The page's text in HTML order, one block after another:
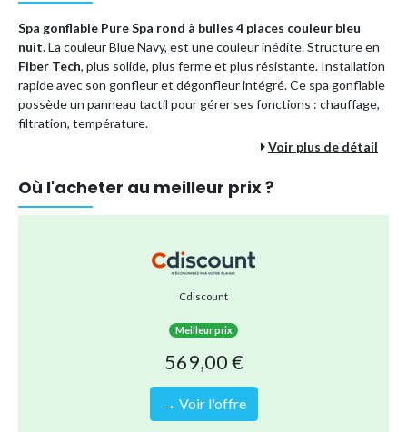
Spa gonflable Pure Spa rond à bulles 4 places couleur bleu
nuit. La couleur Blue Navy, est une couleur inédite. Structure en
Fiber Tech, plus solide, plus ferme et plus résistante. Installation
rapide avec son gonfleur et dégonfleur intégré. Ce spa gonflable
possède un panneau tactil pour gérer ses fonctions : chauffage,
filtration, température.
Inclus : Lampe LED, couvercle verrouillable, diffuseur de
2 cartouches de filtration, 2 appui-têtes.
Garantie 2 ans.
Capacité : 795 litres
Diamètre extérieur : 196 cm
Dimensions du bloc technique : 45 x 38 x 43 cm
Épaisseur vinyle : 70/100 mm
Matuère structure : PVC laminé triple épaisseur
Voir plus de détail
Où l'acheter au meilleur prix ?
Cdiscount
Meilleur prix
569,00 €
→ Voir l'offre